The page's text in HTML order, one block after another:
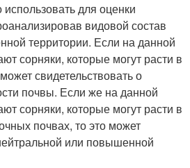
для оценки
видовой состав
территории. Если на данной
сорняки, которые могут расти в
свидетельствовать о
почвы. Если же на данной
сорняки, которые могут расти в
почвах, то это может
или повышенной